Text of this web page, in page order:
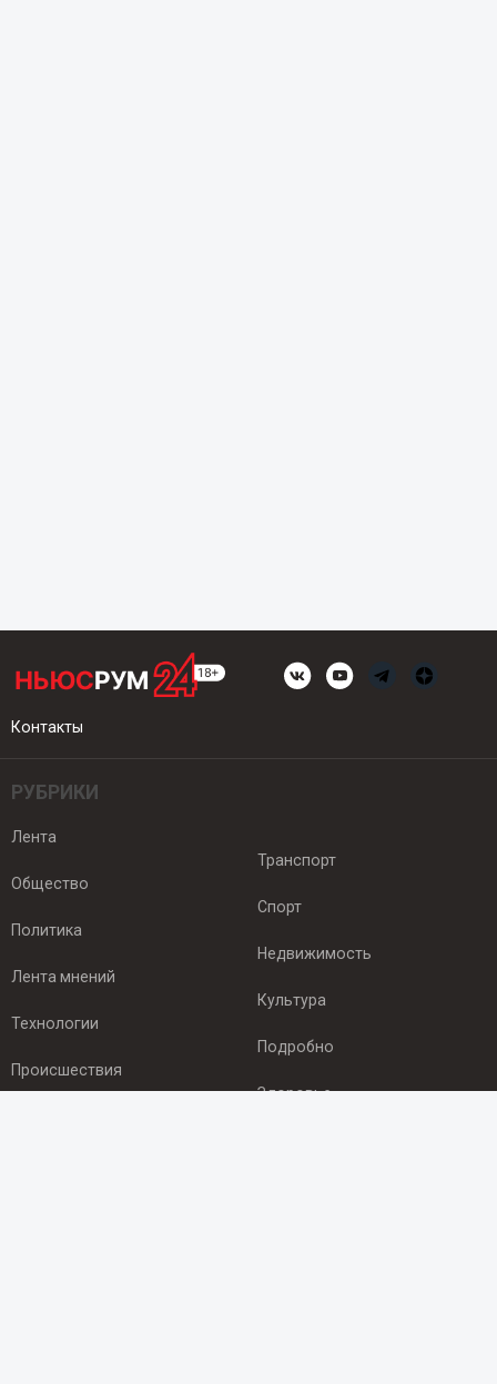
Контакты
РУБРИКИ
Лента
Общество
Политика
Лента мнений
Технологии
Происшествия
Транспорт
Спорт
Недвижимость
Культура
Подробно
Здоровье